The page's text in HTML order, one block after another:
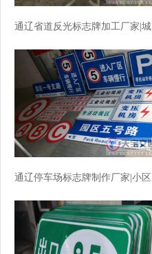
通辽省道反光标志牌加工厂家|城
通辽停车场标志牌制作厂家|小区